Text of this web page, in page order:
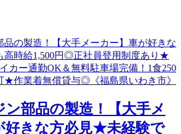
ン部品の製造！【大手メ
好きな方必見★未経験で